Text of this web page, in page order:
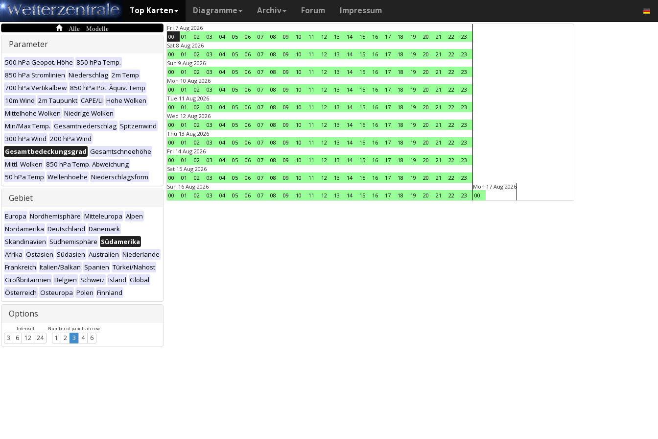
Top Karten Diagramme Archiv Forum Impressum
Alle Modelle
Parameter
500 hPa Geopot. Höhe 850 hPa Temp.
850 hPa Stromlinien Niederschlag 2m Temp
700 hPa Vertikalbew 850 hPa Pot. Äquiv. Temp
10m Wind 2m Taupunkt CAPE/LI Hohe Wolken
Mittelhohe Wolken Niedrige Wolken
Min/Max Temp. Gesamtniederschlag Spitzenwind
300 hPa Wind 200 hPa Wind
Gesamtbedeckungsgrad Gesamtschneehöhe
Mittl. Wolken 850 hPa Temp. Abweichung
50 hPa Temp Wellenhoehe Niederschlagsform
Gebiet
Europa Nordhemisphäre Mitteleuropa Alpen
Nordamerika Deutschland Dänemark
Skandinavien Südhemisphäre Südamerika
Afrika Ostasien Südasien Australien Niederlande
Frankreich Italien/Balkan Spanien Türkei/Nahost
Großbritannien Belgien Schweiz Island Global
Österreich Osteuropa Polen Finnland
Options
Intervall
3 6 12 24
Number of panels in row
1 2 3 4 6
Fri 7 Aug 2026
00
01 02 03 04 05 06 07 08 09 10 11 12 13 14 15 16 17 18 19 20 21 22
23
Sat 8 Aug 2026
00
01 02 03 04 05 06 07 08 09 10 11 12 13 14 15 16 17 18 19 20 21 22
23
Sun 9 Aug 2026
00
01 02 03 04 05 06 07 08 09 10 11 12 13 14 15 16 17 18 19 20 21 22
23
Mon 10 Aug 2026
00
01 02 03 04 05 06 07 08 09 10 11 12 13 14 15 16 17 18 19 20 21 22
23
Tue 11 Aug 2026
00
01 02 03 04 05 06 07 08 09 10 11 12 13 14 15 16 17 18 19 20 21 22
23
Wed 12 Aug 2026
00
01 02 03 04 05 06 07 08 09 10 11 12 13 14 15 16 17 18 19 20 21 22
23
Thu 13 Aug 2026
00
01 02 03 04 05 06 07 08 09 10 11 12 13 14 15 16 17 18 19 20 21 22
23
Fri 14 Aug 2026
00
01 02 03 04 05 06 07 08 09 10 11 12 13 14 15 16 17 18 19 20 21 22
23
Sat 15 Aug 2026
00
01 02 03 04 05 06 07 08 09 10 11 12 13 14 15 16 17 18 19 20 21 22
23
Sun 16 Aug 2026
00
01 02 03 04 05 06 07 08 09 10 11 12 13 14 15 16 17 18 19 20 21 22 23
Mon 17 Aug 2026
00